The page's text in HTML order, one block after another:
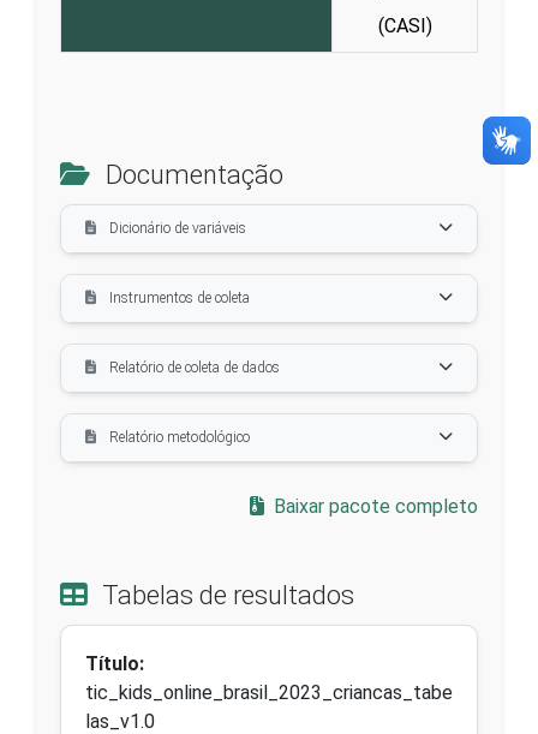
(CASI)
Documentação
Dicionário de variáveis
Instrumentos de coleta
Relatório de coleta de dados
Relatório metodológico
Baixar pacote completo
Tabelas de resultados
Título:
tic_kids_online_brasil_2023_criancas_tabe
las_v1.0